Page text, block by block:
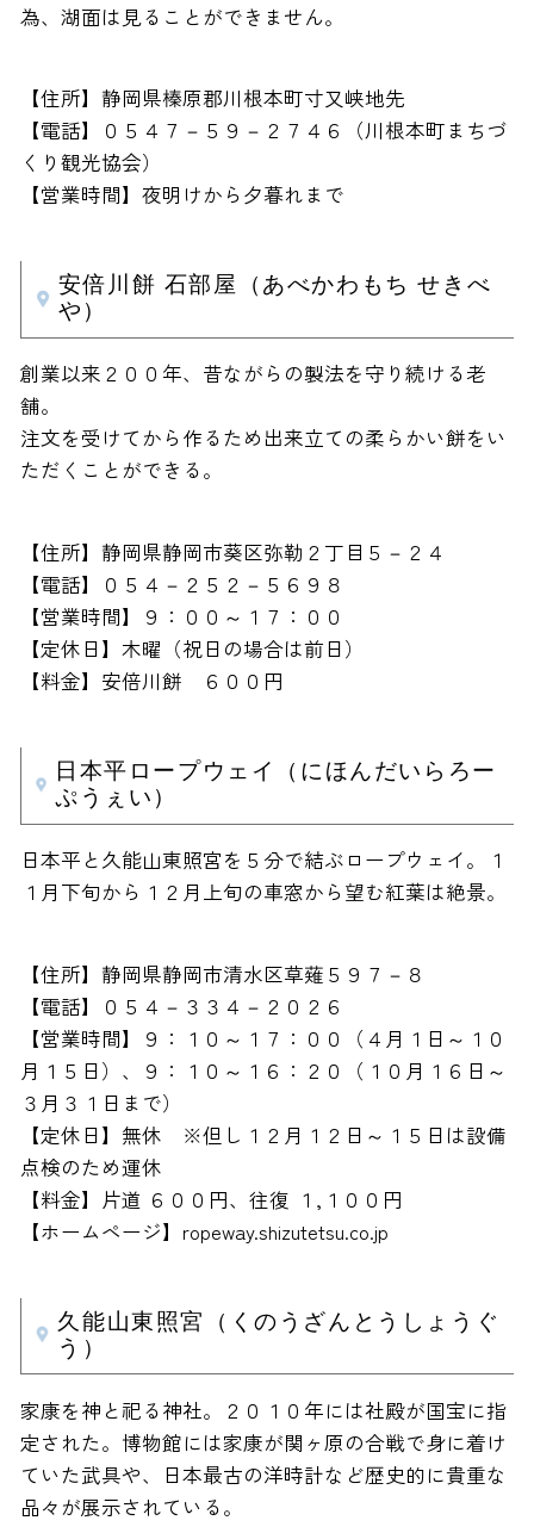
為、湖面は見ることができません。
【住所】静岡県榛原郡川根本町寸又峡地先
【電話】０５４７－５９－２７４６（川根本町まちづ
くり観光協会）
【営業時間】夜明けから夕暮れまで
安倍川餅 石部屋（あべかわもち せきべ
や）
創業以来２００年、昔ながらの製法を守り続ける老
舗。
注文を受けてから作るため出来立ての柔らかい餅をい
ただくことができる。
【住所】静岡県静岡市葵区弥勒２丁目５－２４
【電話】０５４－２５２－５６９８
【営業時間】９：００～１７：００
【定休日】木曜（祝日の場合は前日）
【料金】安倍川餅 ６００円
日本平ロープウェイ（にほんだいらろー
ぷうぇい）
日本平と久能山東照宮を５分で結ぶロープウェイ。１
１月下旬から１２月上旬の車窓から望む紅葉は絶景。
【住所】静岡県静岡市清水区草薙５９７－８
【電話】０５４－３３４－２０２６
【営業時間】９：１０～１７：００（４月１日～１０
月１５日）、９：１０～１６：２０（１０月１６日～
３月３１日まで）
【定休日】無休 ※但し１２月１２日～１５日は設備
点検のため運休
【料金】片道 ６００円、往復 １,１００円
【ホームページ】ropeway.shizutetsu.co.jp
久能山東照宮（くのうざんとうしょうぐ
う）
家康を神と祀る神社。２０１０年には社殿が国宝に指
定された。博物館には家康が関ヶ原の合戦で身に着け
ていた武具や、日本最古の洋時計など歴史的に貴重な
品々が展示されている。